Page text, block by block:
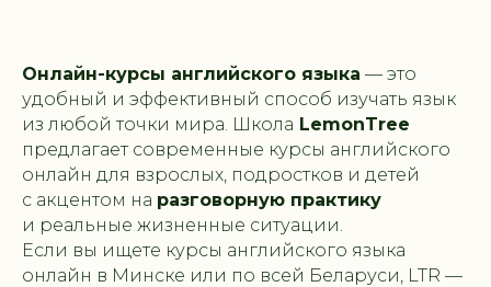
Онлайн-курсы английского языка — это
удобный и эффективный способ изучать язык
из любой точки мира. Школа LemonTree
предлагает современные курсы английского
онлайн для взрослых, подростков и детей
с акцентом на разговорную практику
и реальные жизненные ситуации.
Если вы ищете курсы английского языка
онлайн в Минске или по всей Беларуси, LTR —